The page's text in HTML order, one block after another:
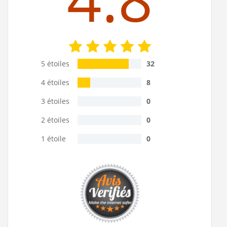
5 étoiles
32
4 étoiles
8
3 étoiles
0
2 étoiles
0
1 étoile
0